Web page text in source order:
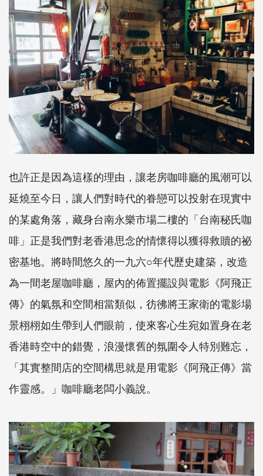
也許正是因為這樣的理由，讓老房咖啡廳的風潮可以
延燒至今日，讓人們對時代的眷戀可以投射在現實中
的某處角落，藏身台南永樂市場二樓的「台南秘氏咖
啡」正是我們對老香港思念的情懷得以獲得救贖的祕
密基地。將時間悠久的一九六○年代歷史建築，改造
為一間老屋咖啡廳，屋內的佈置擺設與電影《阿飛正
傳》的氣氛和空間相當類似，彷彿將王家衛的電影場
景栩栩如生帶到人們眼前，使來客心生宛如置身在老
香港時空中的錯覺，浪漫懷舊的氛圍令人特別難忘，
「其實整間店的空間構思就是用電影《阿飛正傳》當
作靈感。」咖啡廳老闆小義說。